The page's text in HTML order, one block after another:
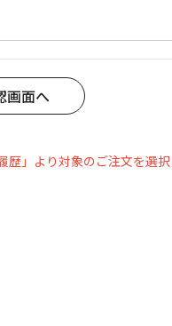
」より対象のご注文を選